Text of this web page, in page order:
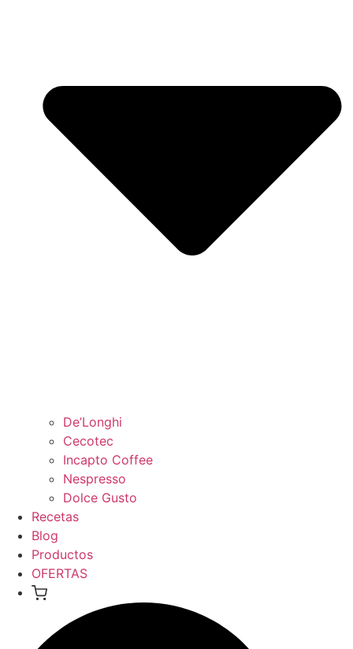
De’Longhi
Cecotec
Incapto Coffee
Nespresso
Dolce Gusto
Recetas
Blog
Productos
OFERTAS